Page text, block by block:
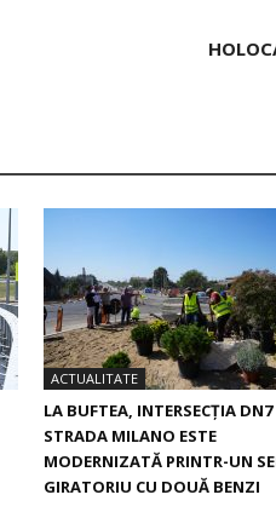
ACTUALITATE
LA BUFTEA, INTERSECŢIA DN7
STRADA MILANO ESTE
MODERNIZATĂ PRINTR-UN
GIRATORIU CU DOUĂ BENZI